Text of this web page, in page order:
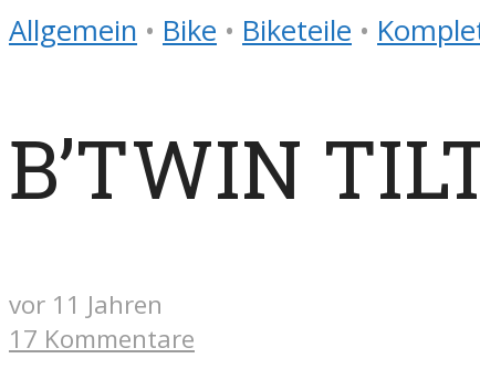
Allgemein • Bike • Biketeile •
B’TWIN
vor 11 Jahren
17 Kommentare